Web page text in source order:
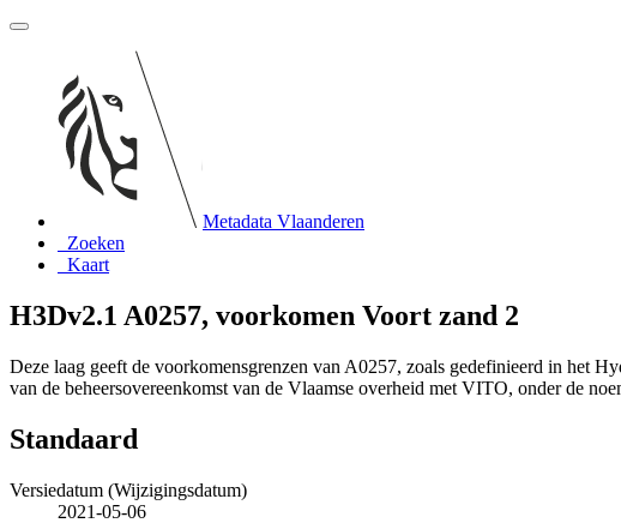
Metadata Vlaanderen
Zoeken
Kaart
H3Dv2.1 A0257, voorkomen Voort zand 2
Deze laag geeft de voorkomensgrenzen van A0257, zoals gedefinieerd in het
van de beheersovereenkomst van de Vlaamse overheid met VITO, onder de
Standaard
Versiedatum (Wijzigingsdatum)
2021-05-06